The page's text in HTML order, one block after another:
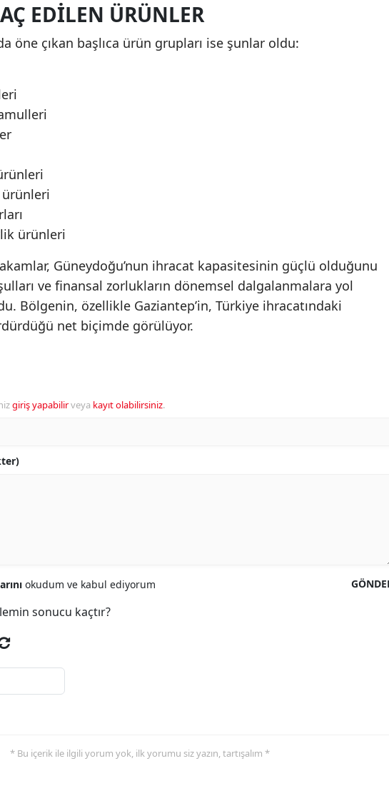
EDILEN ÜRÜNLER
öne çıkan başlıca ürün grupları ise şunlar oldu:
ürünleri
rakamlar, Güneydoğu’nun ihracat kapasitesinin güçlü olduğunu
ve finansal zorlukların dönemsel dalgalanmalara yol
Bölgenin, özellikle Gaziantep’in, Türkiye ihracatındaki
net biçimde görülüyor.
giriş yapabilirveya kayıt olabilirsiniz.
okudum ve kabul ediyorum
sonucu kaçtır?
* Bu içerik ile ilgili yorum yok, ilk yorumu siz yazın, tartışalım *